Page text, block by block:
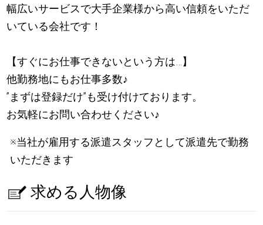
幅広いサービスで大手企業様から高い信頼をいただ
いている会社です！
【すぐにお仕事できないという方は…】
他勤務地にもお仕事多数♪
”まずは登録だけ”も受け付けております。
お気軽にお問い合わせください♪
※当社が雇用する派遣スタッフとして派遣先で勤務
いただきます
求める人物像